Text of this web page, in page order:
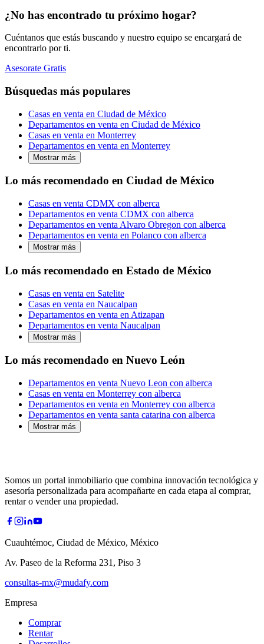
¿No has encontrado tu próximo hogar?
Cuéntanos que estás buscando y nuestro equipo se encargará de
encontrarlo por ti.
Asesorate Gratis
Búsquedas más populares
Casas en venta en Ciudad de México
Departamentos en venta en Ciudad de México
Casas en venta en Monterrey
Departamentos en venta en Monterrey
Mostrar más
Lo más recomendado en Ciudad de México
Casas en venta CDMX con alberca
Departamentos en venta CDMX con alberca
Departamentos en venta Alvaro Obregon con alberca
Departamentos en venta en Polanco con alberca
Mostrar más
Lo más recomendado en Estado de México
Casas en venta en Satelite
Casas en venta en Naucalpan
Departamentos en venta en Atizapan
Departamentos en venta Naucalpan
Mostrar más
Lo más recomendado en Nuevo León
Departamentos en venta Nuevo Leon con alberca
Casas en venta en Monterrey con alberca
Departamentos en venta en Monterrey con alberca
Departamentos en venta santa catarina con alberca
Mostrar más
Somos un portal inmobiliario que combina innovación tecnológica y
asesoría personalizada para acompañarte en cada etapa al comprar,
rentar o vender una propiedad.
Cuauhtémoc, Ciudad de México, México
Av. Paseo de la Reforma 231, Piso 3
consultas-mx@mudafy.com
Empresa
Comprar
Rentar